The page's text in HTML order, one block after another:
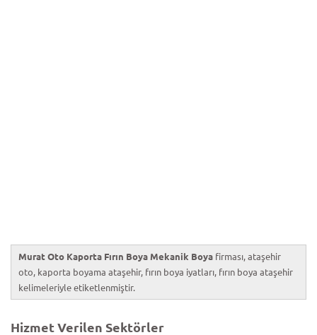
Murat Oto Kaporta Fırın Boya Mekanik Boya firması, ataşehir
oto, kaporta boyama ataşehir, fırın boya iyatları, fırın boya ataşehir
kelimeleriyle etiketlenmiştir.
Hizmet Verilen Sektörler